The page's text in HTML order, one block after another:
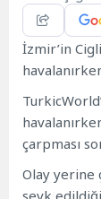
İzmir’in
çarpması
Olay yerine